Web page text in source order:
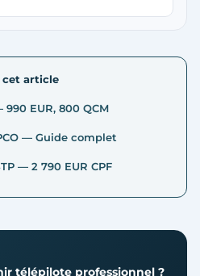
cet article
EUR, 800 QCM
— Guide complet
— 2 790 EUR CPF
télépilote professionnel ?